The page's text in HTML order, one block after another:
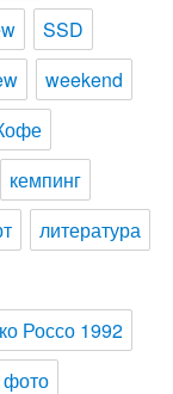
SSD
weekend
кемпинг
литература
Россо 1992
фото